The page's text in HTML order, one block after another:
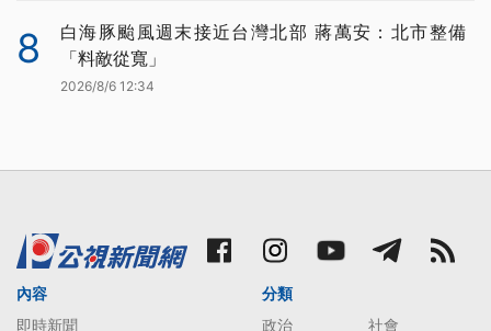
8
白海豚颱風週末接近台灣北部 蔣萬安：北市整備
「料敵從寬」
2026/8/6 12:34
內容
即時新聞
分類
政治
社會